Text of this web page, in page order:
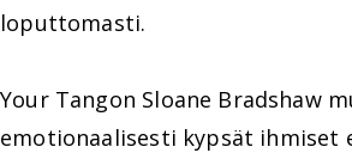
loputtomasti.
Your Tangon Sloane Bradshaw
emotionaalisesti kypsät ihmiset